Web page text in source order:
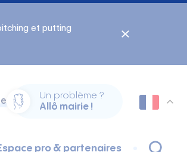
et putting
Un problème ?
Allô mairie !
pro & partenaires